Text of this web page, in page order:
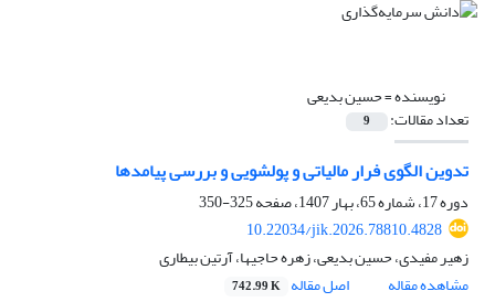
نویسنده =حسین بدیعی
تعداد مقالات: 9
تدوین الگوی فرار مالیاتی و پولشویی و بررسی پیامدها
دوره 17، شماره 65، بهار 1407، صفحه
325-350
10.22034/jik.2026.78810.4828
زهیر مفیدی، حسین بدیعی، زهره حاجیها، آرتین بیطاری
مشاهده مقاله
اصل مقاله 742.99 K